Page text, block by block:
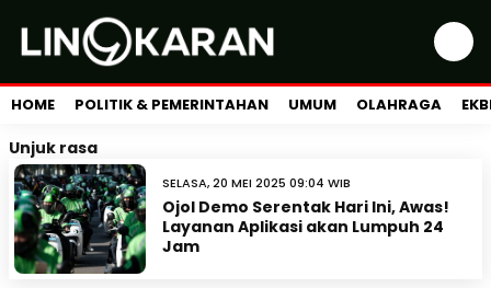
HOME POLITIK & PEMERINTAHAN UMUM OLAHRAGA
Unjuk rasa
SELASA, 20 MEI 2025 09:04 WIB
Ojol Demo Serentak Hari Ini, Awas!
Layanan Aplikasi akan Lumpuh 24
Jam